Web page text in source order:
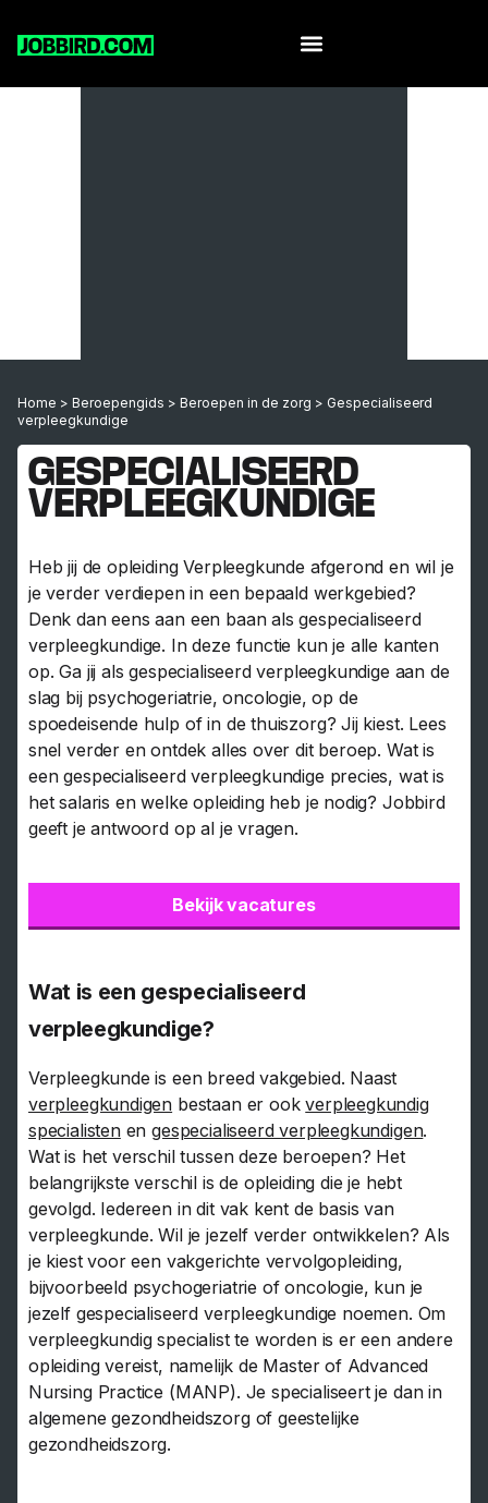
Home > Beroepengids > Beroepen in de zorg > Gespecialiseerd
verpleegkundige
GESPECIALISEERD
VERPLEEGKUNDIGE
Heb jij de opleiding Verpleegkunde afgerond en wil je
je verder verdiepen in een bepaald werkgebied?
Denk dan eens aan een baan als gespecialiseerd
verpleegkundige. In deze functie kun je alle kanten
op. Ga jij als gespecialiseerd verpleegkundige aan de
slag bij psychogeriatrie, oncologie, op de
spoedeisende hulp of in de thuiszorg? Jij kiest. Lees
snel verder en ontdek alles over dit beroep. Wat is
een gespecialiseerd verpleegkundige precies, wat is
het salaris en welke opleiding heb je nodig? Jobbird
geeft je antwoord op al je vragen.
Bekijk vacatures
Wat is een gespecialiseerd
verpleegkundige?
Verpleegkunde is een breed vakgebied. Naast
verpleegkundigen bestaan er ookverpleegkundig
specialistenengespecialiseerd verpleegkundigen.
Wat is het verschil tussen deze beroepen? Het
belangrijkste verschil is de opleiding die je hebt
gevolgd. Iedereen in dit vak kent de basis van
verpleegkunde. Wil je jezelf verder ontwikkelen? Als
je kiest voor een vakgerichte vervolgopleiding,
bijvoorbeeld psychogeriatrie of oncologie, kun je
jezelf gespecialiseerd verpleegkundige noemen. Om
verpleegkundig specialist te worden is er een andere
opleiding vereist, namelijk de Master of Advanced
Nursing Practice (MANP). Je specialiseert je dan in
algemene gezondheidszorg of geestelijke
gezondheidszorg.